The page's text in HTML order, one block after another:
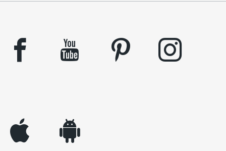
facebook youtube pinterest instagram
appleinc android